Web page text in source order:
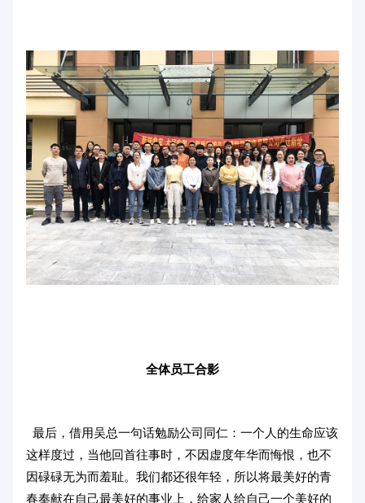
全体员工合影
最后，借用吴总一句话勉励公司同仁：一个人的生命应该
这样度过，当他回首往事时，不因虚度年华而悔恨，也不
因碌碌无为而羞耻。我们都还很年轻，所以将最美好的青
春奉献在自己最美好的事业上，给家人给自己一个美好的